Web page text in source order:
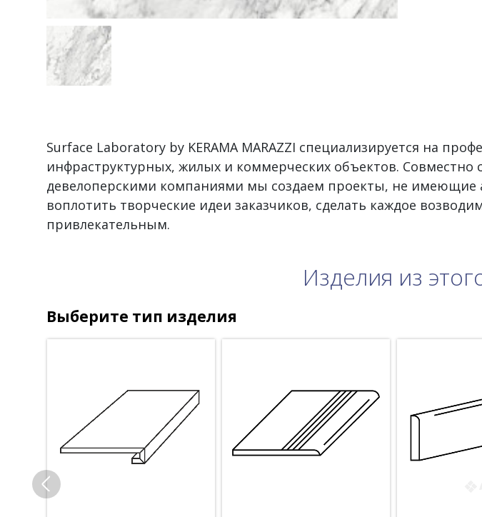
Surface Laboratory by KERAMA MARAZZI специализируется на
инфраструктурных, жилых и коммерческих объектов.
девелоперскими компаниями мы создаем проекты, не имеющие
воплотить творческие идеи заказчиков, сделать каждое
привлекательным.
Изделия из
Выберите тип изделия